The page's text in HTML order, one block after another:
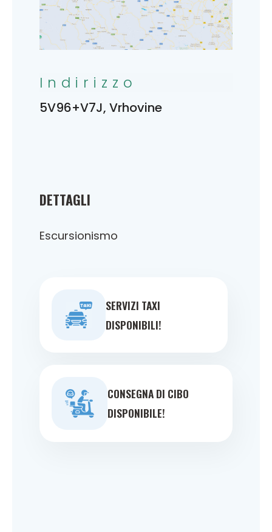
DETTAGLI
Escursionismo
SERVIZI TAXI
DISPONIBILI!
CONSEGNA DI CIBO
DISPONIBILE!
Indirizzo
5V96+V7J, Vrhovine